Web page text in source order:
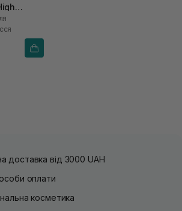
доставка від 3000 UAH
оплати
косметика